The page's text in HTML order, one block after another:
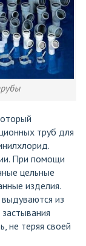
труб для
При помощи
цельные
изделия.
из
не теряя своей